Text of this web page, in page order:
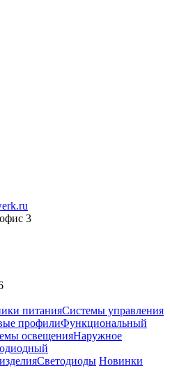
3
питанияСистемы управления
профилиФункциональный
освещенияНаружное
Светодиоды Новинки